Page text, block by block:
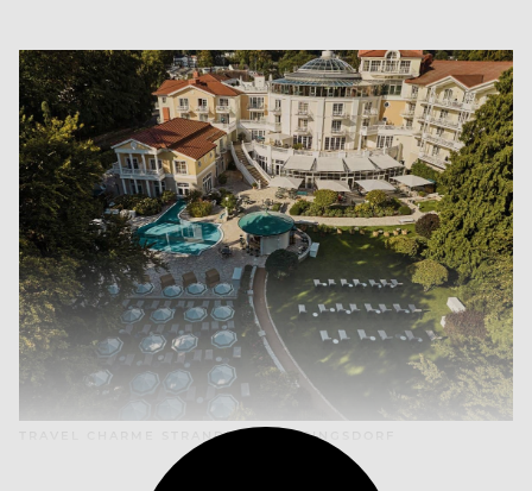
TRAVEL CHARME STRANDIDYLL HERINGSDORF